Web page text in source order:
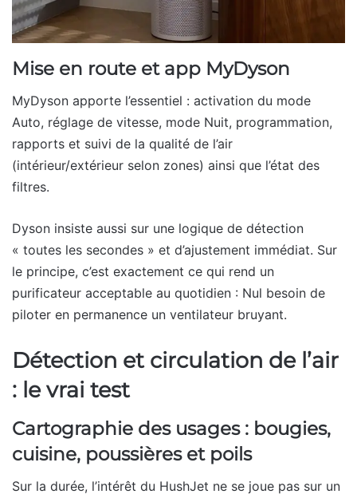
Mise en route et app MyDyson
MyDyson apporte l’essentiel : activation du mode
Auto, réglage de vitesse, mode Nuit, programmation,
rapports et suivi de la qualité de l’air
(intérieur/extérieur selon zones) ainsi que l’état des
filtres.
Dyson insiste aussi sur une logique de détection
« toutes les secondes » et d’ajustement immédiat. Sur
le principe, c’est exactement ce qui rend un
purificateur acceptable au quotidien : Nul besoin de
piloter en permanence un ventilateur bruyant.
Détection et circulation de l’air
: le vrai test
Cartographie des usages : bougies,
cuisine, poussières et poils
Sur la durée, l’intérêt du HushJet ne se joue pas sur un